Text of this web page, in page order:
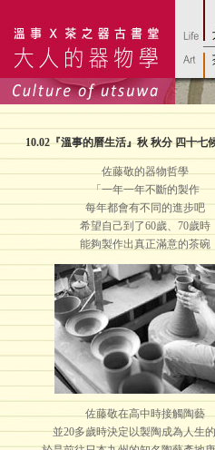
10.02『溫事的曆生活』秋 秋分 四十七
佐藤敬的器物哲學
「一年一年不斷的製作
每年都會有不同的進步吧
希望自己到了60歲、70歲時
能夠製作出真正滿意的茶碗
佐藤敬在高中時接觸陶藝
並20多歲時決定以製陶成為人生